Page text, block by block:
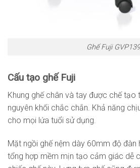
Ghế Fuji GVP139
Cấu tạo ghế Fuji
Khung ghế chân và tay được chế tạo
nguyên khối chắc chắn. Khả năng
cho mọi lứa tuổi sử dụng.
Mặt ngồi ghế nệm dày 60mm độ
tổng hợp mềm mịn tạo cảm giác dễ